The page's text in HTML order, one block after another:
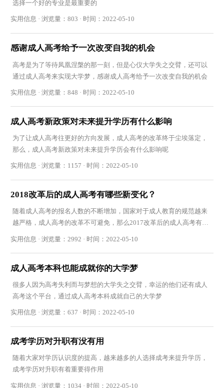
选择一个好的专业是最重要的
实用信息 · 浏览量：803 · 时间：2022-05-10
感谢成人高考给予一次改变自我的机会
高考是为了等待凤凰涅槃的那一刻，但是心仪大学失之交臂，还可以
通过成人高考来实现大学梦，感谢成人高考给予一次改变自我的机会
实用信息 · 浏览量：848 · 时间：2022-05-10
成人高考新政策对未来提升学历有什么影响
为了让成人高考往更好的方向发展，成人高考的改革终于尘埃落定，
那么，成人高考新政策对未来提升学历会有什么影响呢
实用信息 · 浏览量：1157 · 时间：2022-05-10
2018改革后的成人高考有哪些新变化？
随着成人高考的报名人数的不断增加，国家对于成人教育的规范越来
越严格，成人高考的改革不可避免，那么2017改革后的成人高考有哪
些新变化
实用信息 · 浏览量：2992 · 时间：2022-05-10
成人高考本科也能成就你的大学梦
很多人因为高考失利而与梦想的大学失之交臂，幸运的他们还有成人
高考这个平台，通过成人高考本科成就自己的大学梦
实用信息 · 浏览量：637 · 时间：2022-05-10
成考学历对升职有没有用
随着大家对学历认识度的提高，越来越多的人选择成考来提升学历，
成考学历对升职有着重要得作用
实用信息 · 浏览量：1034 · 时间：2022-05-10